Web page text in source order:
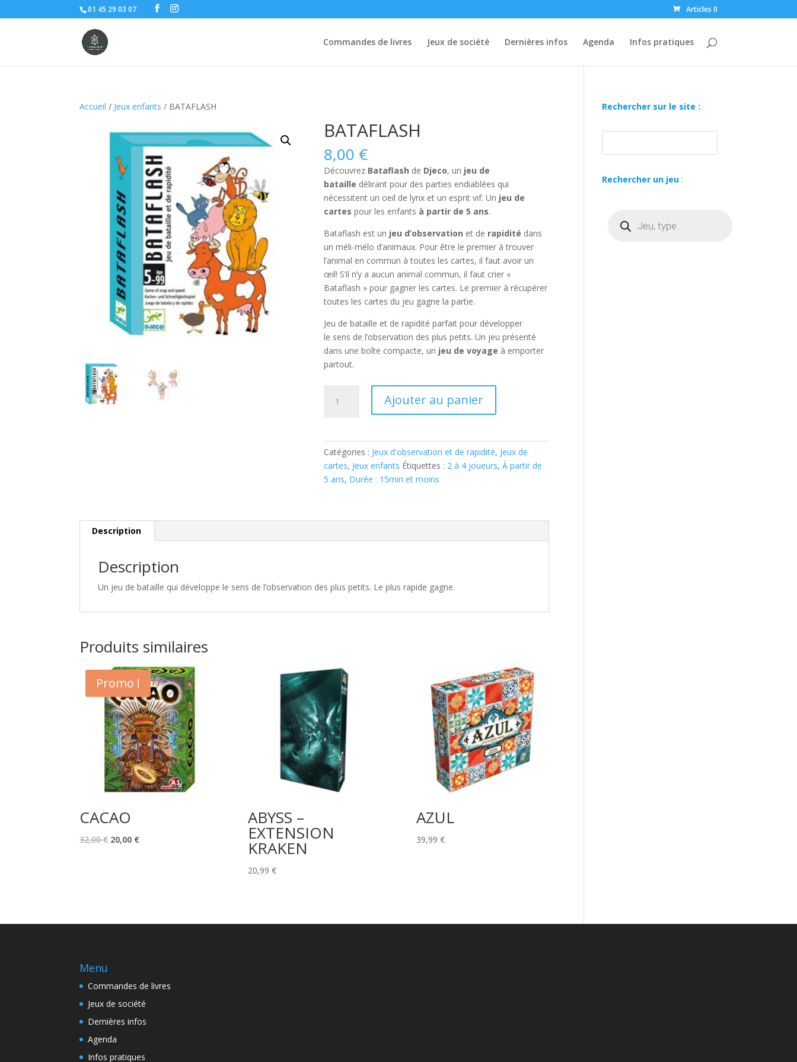
01 45 29 03 07 Articles 0
Commandes de livres Jeux de société Dernières infos Agenda Infos pratiques
Accueil / Jeux enfants / BATAFLASH
BATAFLASH
8,00 €
Découvrez Bataflash de Djeco, un jeu de
bataille délirant pour des parties endiablées qui
nécessitent un oeil de lynx et un esprit vif. Un jeu de
cartes pour les enfants à partir de 5 ans.
Bataflash est un jeu d’observation et de rapidité dans
un méli-mélo d’animaux. Pour être le premier à trouver
l’animal en commun à toutes les cartes, il faut avoir un
œil! S’il n’y a aucun animal commun, il faut crier «
Bataflash » pour gagner les cartes. Le premier à récupérer
toutes les cartes du jeu gagne la partie.
Jeu de bataille et de rapidité parfait pour développer
le sens de l’observation des plus petits. Un jeu présenté
dans une boîte compacte, un jeu de voyage à emporter
partout.
Ajouter au panier
Catégories : Jeux d'observation et de rapidité, Jeux de
cartes, Jeux enfants Étiquettes : 2 à 4 joueurs,À partir de
5 ans, Durée : 15min et moins
Description
Description
Un jeu de bataille qui développe le sens de l’observation des plus petits. Le plus rapide gagne.
Produits similaires
Promo !
CACAO
32,00€ Le
20,00 €Le
ABYSS –
EXTENSION
KRAKEN
20,99 €
AZUL
39,99 €
Rechercher sur le site :
Rechercher un jeu :
produits
Menu
Commandes de livres
Jeux de société
Dernières infos
Agenda
Infos pratiques